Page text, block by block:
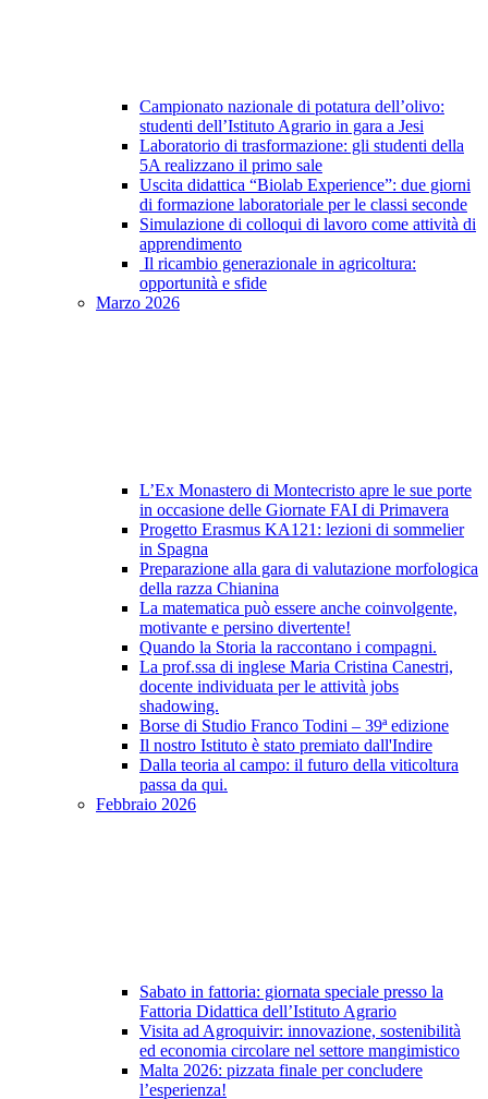
Campionato nazionale di potatura dell’olivo:
studenti dell’Istituto Agrario in gara a Jesi
Laboratorio di trasformazione: gli studenti della
5A realizzano il primo sale
Uscita didattica “Biolab Experience”: due giorni
di formazione laboratoriale per le classi seconde
Simulazione di colloqui di lavoro come attività di
apprendimento
Il ricambio generazionale in agricoltura:
opportunità e sfide
Marzo 2026
L’Ex Monastero di Montecristo apre le sue porte
in occasione delle Giornate FAI di Primavera
Progetto Erasmus KA121: lezioni di sommelier
in Spagna
Preparazione alla gara di valutazione morfologica
della razza Chianina
La matematica può essere anche coinvolgente,
motivante e persino divertente!
Quando la Storia la raccontano i compagni.
La prof.ssa di inglese Maria Cristina Canestri,
docente individuata per le attività jobs
shadowing.
Borse di Studio Franco Todini – 39ª edizione
Il nostro Istituto è stato premiato dall'Indire
Dalla teoria al campo: il futuro della viticoltura
passa da qui.
Febbraio 2026
Sabato in fattoria: giornata speciale presso la
Fattoria Didattica dell’Istituto Agrario
Visita ad Agroquivir: innovazione, sostenibilità
ed economia circolare nel settore mangimistico
Malta 2026: pizzata finale per concludere
l’esperienza!